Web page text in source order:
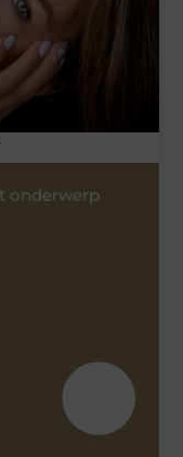
onderwerp